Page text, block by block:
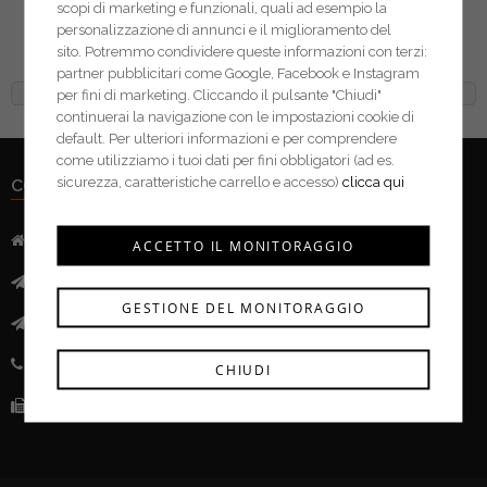
Stanley misuratore di
umidità 0-77-030
CONTATTI
Via Mazzini, 52 - 46043 Castiglione delle Stivere (MN)
Pec:ferrcima@pec.it
(+39) 0376 943911
scopi di marketing e funzionali, quali ad esempio la
personalizzazione di annunci e il miglioramento del
sito. Potremmo condividere queste informazioni con terzi:
partner pubblicitari come Google, Facebook e Instagram
per fini di marketing. Cliccando il pulsante "Chiudi"
continuerai la navigazione con le impostazioni cookie di
default. Per ulteriori informazioni e per comprendere
come utilizziamo i tuoi dati per fini obbligatori (ad es.
sicurezza, caratteristiche carrello e accesso)clicca qui
CHIUDI
GESTIONE DEL MONITORAGGIO
ACCETTO IL MONITORAGGIO